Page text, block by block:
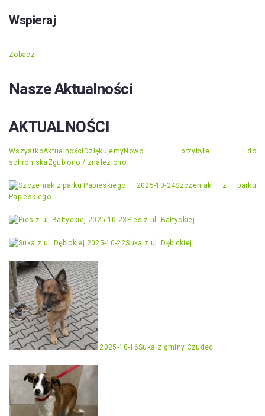
Wspieraj
Zobacz
Nasze Aktualności
AKTUALNOŚCI
WszystkoAktualności DziękujemyNowo przybyłe do
schroniska Zgubiono / znaleziono
2025-10-24Szczeniak z parku
Papieskiego
2025-10-23 Pies z ul. Bałtyckiej
2025-10-22Suka z ul. Dębickiej
2025-10-16Suka z gminy Czudec